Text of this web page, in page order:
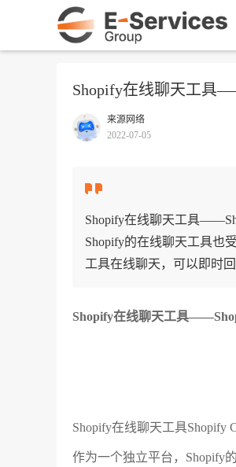
Shopify在线聊天工具
来源网络
2022-07-05
Shopify在线聊天工具
Shopify的在线聊天工具也
工具在线聊天，可以即时
Shopify在线聊天工具
Shopify在线聊天工具Shopify
作为一个独立平台，Shopify